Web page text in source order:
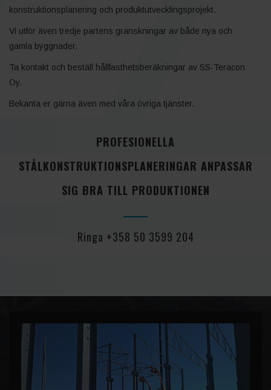
konstruktionsplanering och produktutvecklingsprojekt.
Vi utför även tredje partens granskningar av både nya och
gamla byggnader.
Ta kontakt och beställ hållfasthetsberäkningar av SS-Teracon
Oy.
Bekanta er gärna även med våra övriga tjänster.
PROFESIONELLA
STÅLKONSTRUKTIONSPLANERINGAR ANPASSAR
SIG BRA TILL PRODUKTIONEN
Ringa +358 50 3599 204